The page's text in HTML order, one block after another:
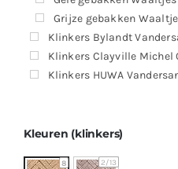
Contact
Offerte aanvragen
Grijze gebakken
Klinkers Bylandt
Klinkers Clayville Michel
Klinkers HUWA
Kleuren (klinkers)
8 2/13